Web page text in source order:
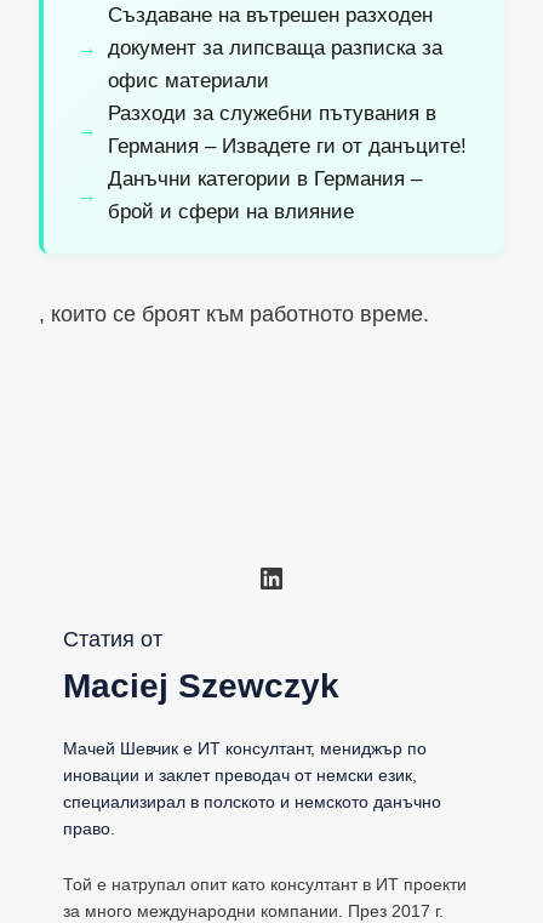
Създаване на вътрешен разходен
документ за липсваща разписка за
офис материали
Разходи за служебни пътувания в
Германия – Извадете ги от данъците!
Данъчни категории в Германия –
брой и сфери на влияние
, които се броят към работното време.
LinkedIn
Статия от
Maciej Szewczyk
Мачей Шевчик е ИТ консултант, мениджър по
иновации и заклет преводач от немски език,
специализирал в полското и немското данъчно
право.
Той е натрупал опит като консултант в ИТ проекти
за много международни компании. През 2017 г.